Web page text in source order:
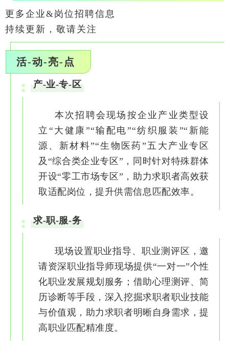
更多企业&岗位招聘信息
持续更新，敬请关注
活-动-亮-点
产-业-专-区
本次招聘会现场按企业产业类型设
立“大健康”“输配电”“纺织服装”“新能
源、新材料”“生物医药”五大产业专区
及“综合类企业专区”，同时针对特殊群体
开设“零工市场专区”，助力求职者高效获
取适配岗位，提升供需信息匹配效率。
求-职-服-务
现场设置职业指导、职业测评区，邀
请资深职业指导师现场提供“一对一”个性
化职业发展规划服务；借助心理测评、简
历诊断等手段，深入挖掘求职者职业技能
与价值观，助力求职者明晰自身需求，提
高职业匹配精准度。